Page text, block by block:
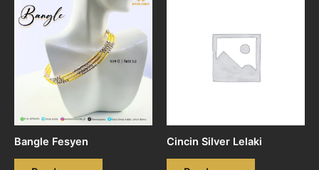
Bangle Fesyen Cincin Silver Lelaki